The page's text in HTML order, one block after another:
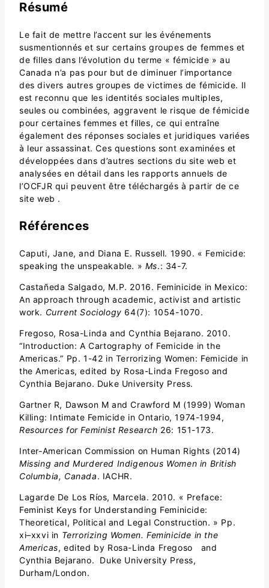
Résumé
Le fait de mettre l’accent sur les événements
susmentionnés et sur certains groupes de femmes et
de filles dans l’évolution du terme « fémicide » au
Canada n’a pas pour but de diminuer l’importance
des divers autres groupes de victimes de fémicide. Il
est reconnu que les identités sociales multiples,
seules ou combinées, aggravent le risque de fémicide
pour certaines femmes et filles, ce qui entraîne
également des réponses sociales et juridiques variées
à leur assassinat. Ces questions sont examinées et
développées dans d’autres sections du site web et
analysées en détail dans les rapports annuels de
l’OCFJR qui peuvent être téléchargés à partir de ce
site web .
Références
Caputi, Jane, and Diana E. Russell. 1990. « Femicide:
speaking the unspeakable. » Ms.: 34-7.
Castañeda Salgado, M.P. 2016. Feminicide in Mexico:
An approach through academic, activist and artistic
work. Current Sociology 64(7): 1054-1070.
Fregoso, Rosa-Linda and Cynthia Bejarano. 2010.
“Introduction: A Cartography of Femicide in the
Americas.” Pp. 1-42 in Terrorizing Women: Femicide in
the Americas, edited by Rosa-Linda Fregoso and
Cynthia Bejarano. Duke University Press.
Gartner R, Dawson M and Crawford M (1999) Woman
Killing: Intimate Femicide in Ontario, 1974-1994,
Resources for Feminist Research 26: 151-173.
Inter-American Commission on Human Rights (2014)
Missing and Murdered Indigenous Women in British
Columbia, Canada. IACHR.
Lagarde De Los Ríos, Marcela. 2010. « Preface:
Feminist Keys for Understanding Feminicide:
Theoretical, Political and Legal Construction. » Pp.
xi–xxvi in Terrorizing Women. Feminicide in the
Americas, edited by Rosa-Linda Fregoso and
Cynthia Bejarano. Duke University Press,
Durham/London.